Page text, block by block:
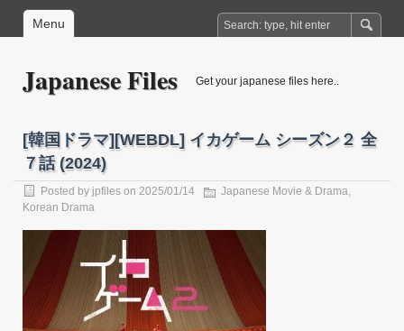
Menu
Japanese Files Get your japanese files here..
[韓国ドラマ][WEBDL] イカゲーム シーズン２ 全
７話 (2024)
Posted by jpfiles on 2025/01/14 Japanese Movie & Drama,
Korean Drama